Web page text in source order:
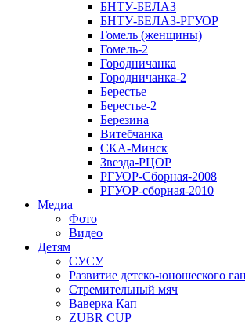
БНТУ-БЕЛАЗ
БНТУ-БЕЛАЗ-РГУОР
Гомель (женщины)
Гомель-2
Городничанка
Городничанка-2
Берестье
Берестье-2
Березина
Витебчанка
СКА-Минск
Звезда-РЦОР
РГУОР-Сборная-2008
РГУОР-сборная-2010
Медиа
Фото
Видео
Детям
СУСУ
Развитие детско-юношеского
Стремительный мяч
Ваверка Кап
ZUBR CUP